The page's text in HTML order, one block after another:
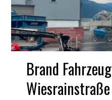
Brand Fahrzeug
Wiesrainstraße